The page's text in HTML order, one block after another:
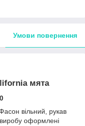
Умови повернення
мята
вільний, рукав
оформлені